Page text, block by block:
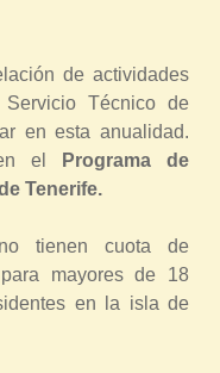
de actividades
Técnico de
en esta anualidad.
el
Programa de
Tenerife.
tienen cuota de
mayores de 18
en la isla de